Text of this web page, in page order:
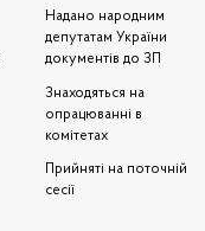
Надано народним
депутатам України
документів до ЗП
Знаходяться на
опрацюванні в
комітетах
Прийняті на поточній
сесії